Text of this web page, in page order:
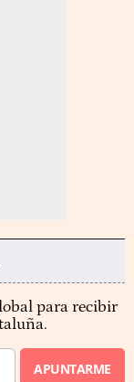
para recibir
APUNTARME